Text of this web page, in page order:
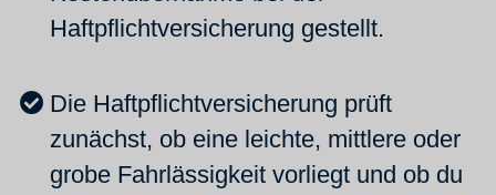
Haftpflichtversicherung gestellt.
Die Haftpflichtversicherung prüft
zunächst, ob eine leichte, mittlere oder
grobe Fahrlässigkeit vorliegt und ob du